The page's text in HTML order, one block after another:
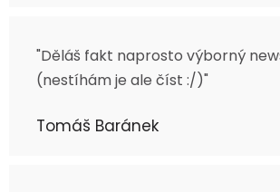
"Děláš fakt naprosto výborný
(nestíhám je ale číst :/)"
Tomáš Baránek